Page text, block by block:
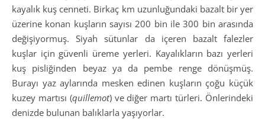
kayalık kuş cenneti. Birkaç km uzunluğundaki bazalt bir yer
üzerine konan kuşların sayısı 200 bin ile 300 bin arasında
değişiyormuş. Siyah sütunlar da içeren bazalt falezler
kuşlar için güvenli üreme yerleri. Kayalıkların bazı yerleri
kuş pisliğinden beyaz ya da pembe renge dönüşmüş.
Burayı yaz aylarında mesken edinen kuşların çoğu küçük
kuzey martısı (quillemot) ve diğer martı türleri. Önlerindeki
denizde bulunan balıklarla yaşıyorlar.